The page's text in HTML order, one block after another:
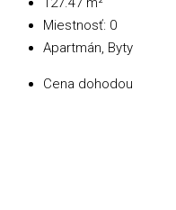
Miestnosť: 0
Apartmán, Byty
Cena dohodou